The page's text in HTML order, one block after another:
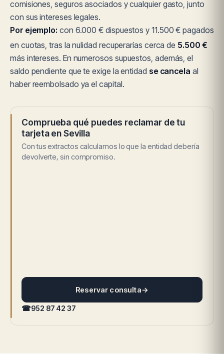
comisiones, seguros asociados y cualquier gasto, junto
con sus intereses legales.
Por ejemplo: con 6.000 € dispuestos y 11.500 € pagados
en cuotas, tras la nulidad recuperarías cerca de 5.500 €
más intereses. En numerosos supuestos, además, el
saldo pendiente que te exige la entidad se cancela al
haber reembolsado ya el capital.
Comprueba qué puedes reclamar de tu
tarjeta en Sevilla
Con tus extractos calculamos lo que la entidad debería
devolverte, sin compromiso.
Reservar consulta→
☎952 87 42 37